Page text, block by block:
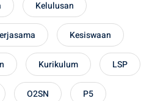
Kelulusan
Kesiswaan
Kurikulum LSP
O2SN P5